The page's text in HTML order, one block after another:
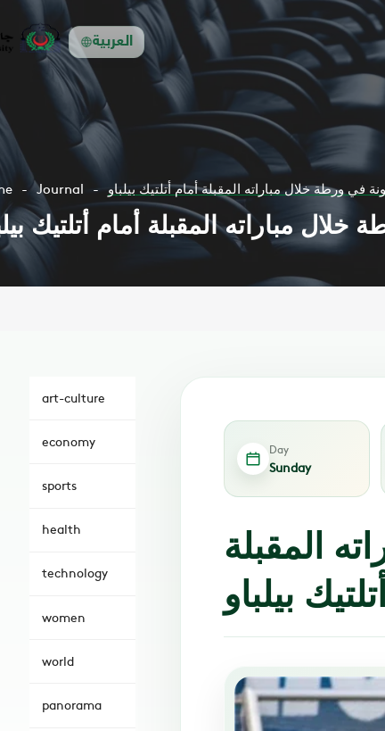
العربية
Journal في ورطة خلال مباراته المقبلة أمام أتلتيك بيلباو
مباراته المقبلة أمام أتلتيك
art-culture
economy
sports
health
technology
women
world
panorama
Day
Sunday
المقبلة
بيلباو